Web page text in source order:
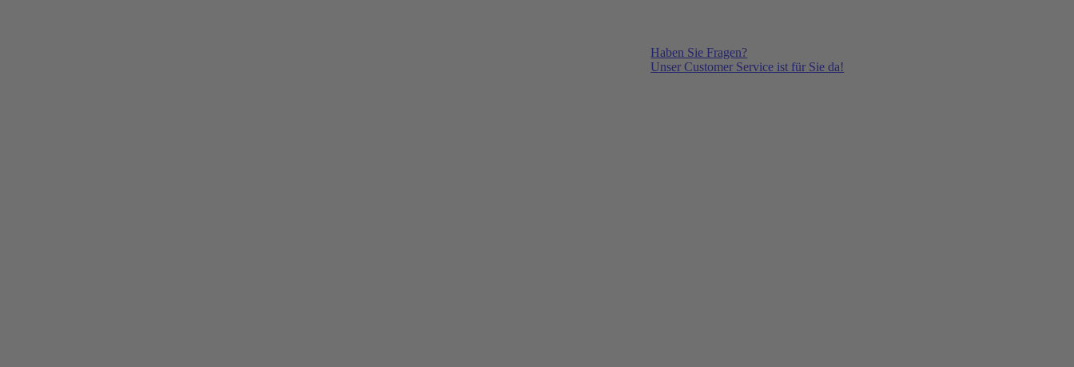
Haben Sie Fragen?
Unser Customer Service ist für Sie da!